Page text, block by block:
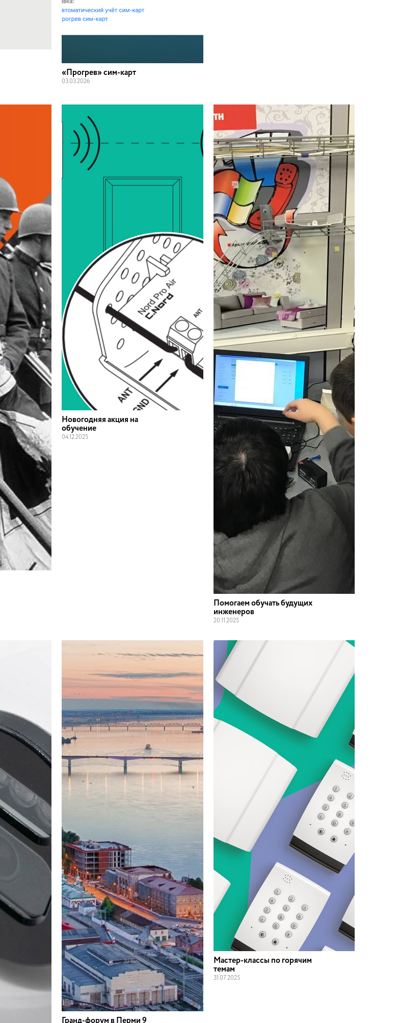
«Прогрев» сим-карт
03.03.2026
Новогодняя акция на
обучение
04.12.2025
Помогаем обучать будущих
инженеров
20.11.2025
Мастер-классы по горячим
темам
31.07.2025